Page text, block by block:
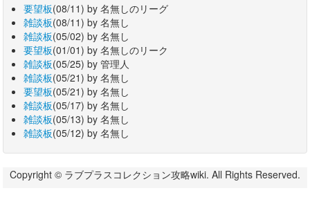
要望板(08/11) by 名無しのリーグ
雑談板(08/11) by 名無し
雑談板(05/02) by 名無し
要望板(01/01) by 名無しのリーク
雑談板(05/25) by 管理人
雑談板(05/21) by 名無し
要望板(05/21) by 名無し
雑談板(05/17) by 名無し
雑談板(05/13) by 名無し
雑談板(05/12) by 名無し
Copyright © ラブプラスコレクション攻略wiki. All Rights Reserved.